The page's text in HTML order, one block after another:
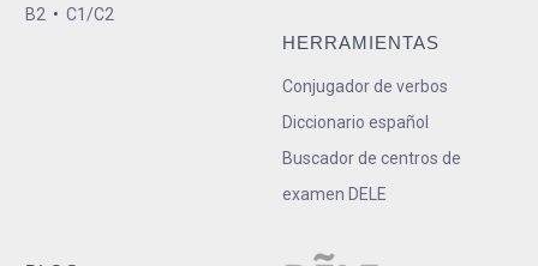
B2 • C1/C2
HERRAMIENTAS
Conjugador de verbos
Diccionario español
Buscador de centros de
examen DELE